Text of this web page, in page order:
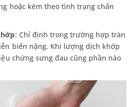
hoặc kèm theo tình trạng chấn
: Chỉ định trong trường hợp tràn
biến nặng. Khi lượng dịch khớp
chứng sưng đau cũng phần nào